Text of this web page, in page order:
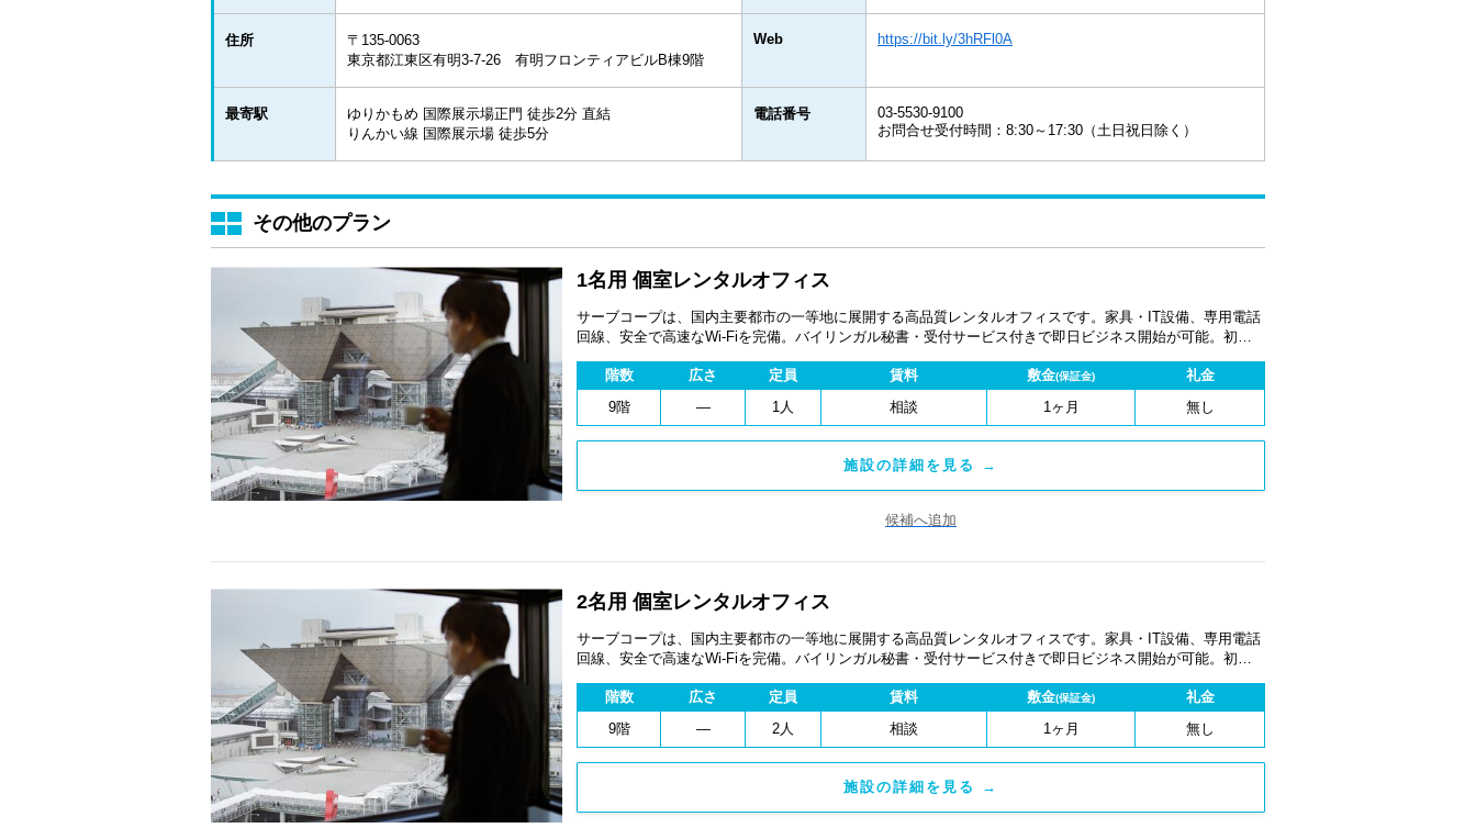
住所
〒135-0063
東京都江東区有明3-7-26 有明フロンティアビルB棟9階
Web https://bit.ly/3hRFl0A
最寄駅
ゆりかもめ 国際展示場正門 徒歩2分 直結
りんかい線 国際展示場 徒歩5分
電話番号
03-5530-9100
お問合せ受付時間：8:30～17:30（土日祝日除く）
その他のプラン
1名用 個室レンタルオフィス
サーブコープは、国内主要都市の一等地に展開する高品質レンタルオフィスです。家具・IT設備、専用電話
回線、安全で高速なWi-Fiを完備。バイリンガル秘書・受付サービス付きで即日ビジネス開始が可能。初期
ます。階数 広さ 定員 賃料 敷金(保証金)
礼金
9階
― 1人 相談 1ヶ月 無し
施設の詳細を見る →
候補へ追加
2名用 個室レンタルオフィス
サーブコープは、国内主要都市の一等地に展開する高品質レンタルオフィスです。家具・IT設備、専用電話
回線、安全で高速なWi-Fiを完備。バイリンガル秘書・受付サービス付きで即日ビジネス開始が可能。初期
ます。階数 広さ 定員 賃料 敷金(保証金)
礼金
9階
― 2人 相談 1ヶ月 無し
施設の詳細を見る →